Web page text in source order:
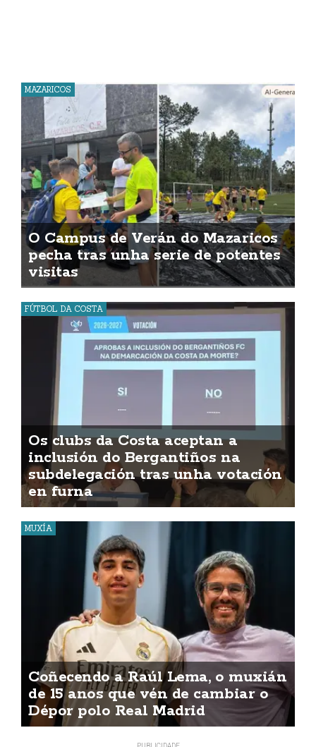
MAZARICOS
O Campus de Verán do Mazaricos
pecha tras unha serie de potentes
visitas
FÚTBOL DA COSTA
Os clubs da Costa aceptan a
inclusión do Bergantiños na
subdelegación tras unha votación
en furna
MUXÍA
Coñecendo a Raúl Lema, o muxián
de 15 anos que vén de cambiar o
Dépor polo Real Madrid